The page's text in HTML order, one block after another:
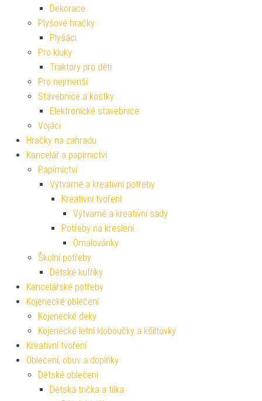
Dekorace
Plyšové hračky
Plyšáci
Pro kluky
Traktory pro děti
Pro nejmenší
Stavebnice a kostky
Elektronické stavebnice
Vojáci
Hračky na zahradu
Kancelář a papírnictví
Papírnictví
Výtvarné a kreativní potřeby
Kreativní tvoření
Výtvarné a kreativní sady
Potřeby na kreslení
Omalovánky
Školní potřeby
Dětské kufříky
Kancelářské potřeby
Kojenecké oblečení
Kojenecké deky
Kojenecké letní kloboučky a kšiltovky
Kreativní tvoření
Oblečení, obuv a doplňky
Dětské oblečení
Dětská trička a tílka